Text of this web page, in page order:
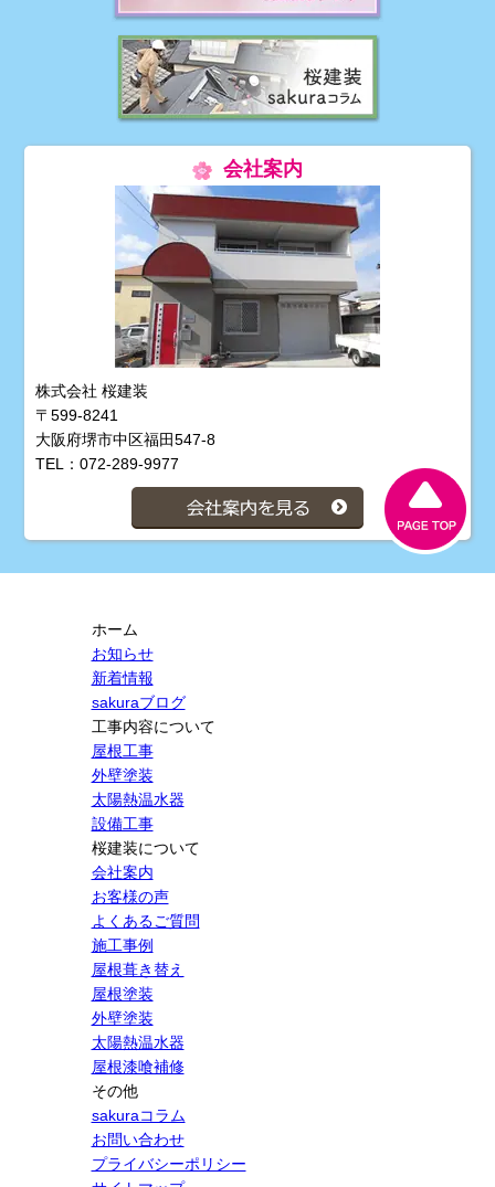
会社案内
株式会社 桜建装
〒599-8241
大阪府堺市中区福田547-8
TEL：072-289-9977
ホーム
お知らせ
新着情報
sakuraブログ
工事内容について
屋根工事
外壁塗装
太陽熱温水器
設備工事
桜建装について
会社案内
お客様の声
よくあるご質問
施工事例
屋根葺き替え
屋根塗装
外壁塗装
太陽熱温水器
屋根漆喰補修
その他
sakuraコラム
お問い合わせ
プライバシーポリシー